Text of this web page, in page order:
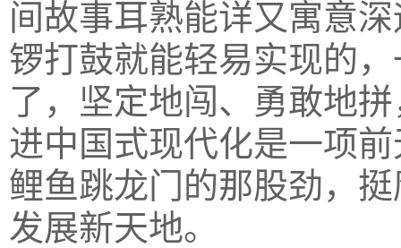
间故事耳熟能详又寓意
锣打鼓就能轻易实现的
了，坚定地闯、勇敢地
进中国式现代化是一项
鲤鱼跳龙门的那股劲，
发展新天地。